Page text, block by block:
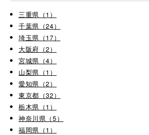
三重県（1）
千葉県（24）
埼玉県（17）
大阪府（2）
宮城県（4）
山梨県（1）
愛知県（2）
東京都（32）
栃木県（1）
神奈川県（5）
福岡県（1）